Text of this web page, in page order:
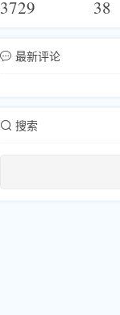
3729 38
最新评论
搜索